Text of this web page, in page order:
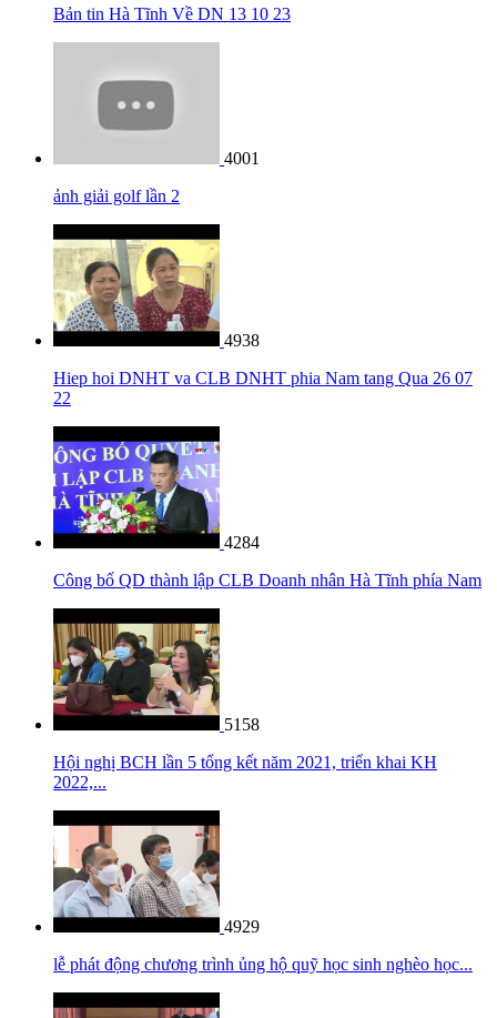
Bản tin Hà Tĩnh Về DN 13 10 23
4001
ảnh giải golf lần 2
4938
Hiep hoi DNHT va CLB DNHT phia Nam tang Qua 26 07
22
4284
Công bố QD thành lập CLB Doanh nhân Hà Tĩnh phía Nam
5158
Hội nghị BCH lần 5 tổng kết năm 2021, triển khai KH
2022,...
4929
lễ phát động chương trình ủng hộ quỹ học sinh nghèo học...